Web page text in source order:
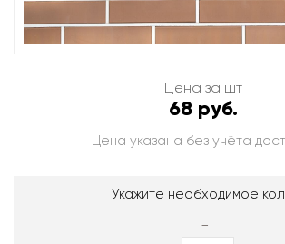
Цена за шт
68 руб.
Цена указана без учёта
Укажите необходимое
-